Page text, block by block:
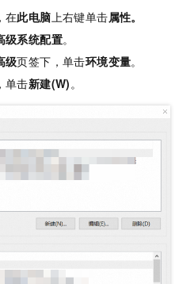
在此电脑 上右键单击属性。
级系统配置。
级页签下，单击环境变量。
单击新建(W) 。